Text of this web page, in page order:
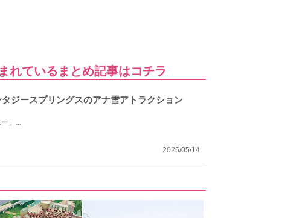
れているまとめ記事はコチラ
ジースプリングスのアナ雪アトラクション
」...
2025/05/14